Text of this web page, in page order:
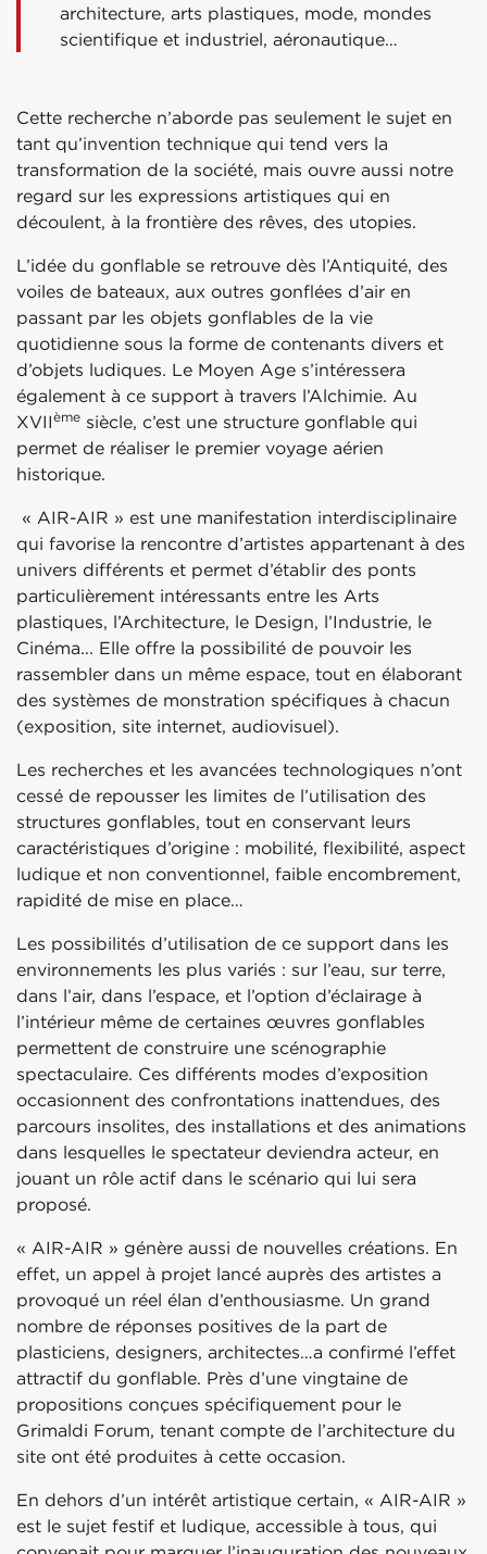
architecture, arts plastiques, mode, mondes
scientifique et industriel, aéronautique…
Cette recherche n’aborde pas seulement le sujet en
tant qu’invention technique qui tend vers la
transformation de la société, mais ouvre aussi notre
regard sur les expressions artistiques qui en
découlent, à la frontière des rêves, des utopies.
L’idée du gonflable se retrouve dès l’Antiquité, des
voiles de bateaux, aux outres gonflées d’air en
passant par les objets gonflables de la vie
quotidienne sous la forme de contenants divers et
d’objets ludiques. Le Moyen Age s’intéressera
également à ce support à travers l’Alchimie. Au
XVIIème siècle, c’est une structure gonflable qui
permet de réaliser le premier voyage aérien
historique.
« AIR-AIR » est une manifestation interdisciplinaire
qui favorise la rencontre d’artistes appartenant à des
univers différents et permet d’établir des ponts
particulièrement intéressants entre les Arts
plastiques, l’Architecture, le Design, l’Industrie, le
Cinéma... Elle offre la possibilité de pouvoir les
rassembler dans un même espace, tout en élaborant
des systèmes de monstration spécifiques à chacun
(exposition, site internet, audiovisuel).
Les recherches et les avancées technologiques n’ont
cessé de repousser les limites de l’utilisation des
structures gonflables, tout en conservant leurs
caractéristiques d’origine : mobilité, flexibilité, aspect
ludique et non conventionnel, faible encombrement,
rapidité de mise en place…
Les possibilités d’utilisation de ce support dans les
environnements les plus variés : sur l’eau, sur terre,
dans l’air, dans l’espace, et l’option d’éclairage à
l’intérieur même de certaines œuvres gonflables
permettent de construire une scénographie
spectaculaire. Ces différents modes d’exposition
occasionnent des confrontations inattendues, des
parcours insolites, des installations et des animations
dans lesquelles le spectateur deviendra acteur, en
jouant un rôle actif dans le scénario qui lui sera
proposé.
« AIR-AIR » génère aussi de nouvelles créations. En
effet, un appel à projet lancé auprès des artistes a
provoqué un réel élan d’enthousiasme. Un grand
nombre de réponses positives de la part de
plasticiens, designers, architectes…a confirmé l’effet
attractif du gonflable. Près d’une vingtaine de
propositions conçues spécifiquement pour le
Grimaldi Forum, tenant compte de l’architecture du
site ont été produites à cette occasion.
En dehors d’un intérêt artistique certain, « AIR-AIR »
est le sujet festif et ludique, accessible à tous, qui